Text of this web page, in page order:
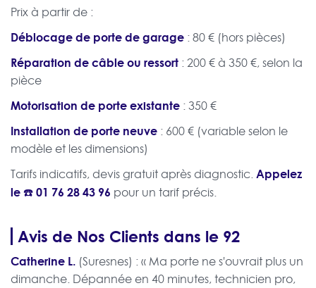
Prix à partir de :
Déblocage de porte de garage : 80 € (hors pièces)
Réparation de câble ou ressort : 200 € à 350 €, selon la
pièce
Motorisation de porte existante : 350 €
Installation de porte neuve : 600 € (variable selon le
modèle et les dimensions)
Tarifs indicatifs, devis gratuit après diagnostic.Appelez
le ☎️01 76 28 43 96 pour un tarif précis.
Avis de Nos Clients dans le 92
Catherine L. (Suresnes) : « Ma porte ne s'ouvrait plus un
dimanche. Dépannée en 40 minutes, technicien pro,